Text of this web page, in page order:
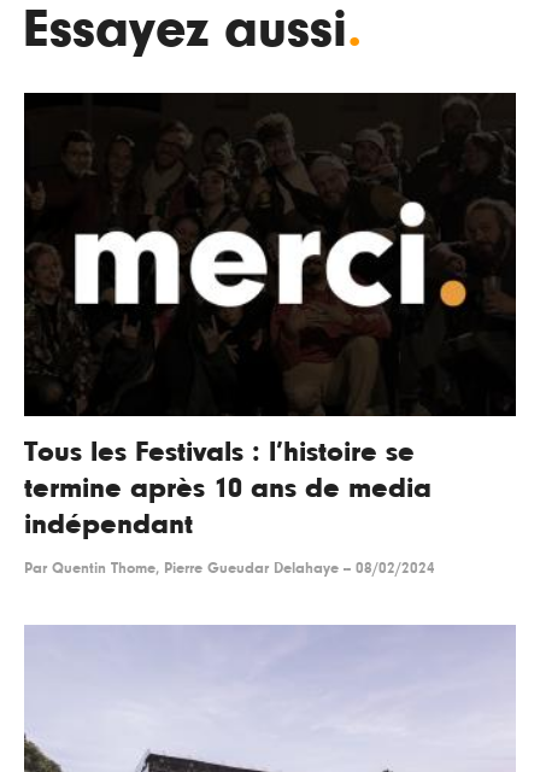
Essayez aussi.
Tous les Festivals : l’histoire se
termine après 10 ans de media
indépendant
Par Quentin Thome, Pierre Gueudar Delahaye -- 08/02/2024